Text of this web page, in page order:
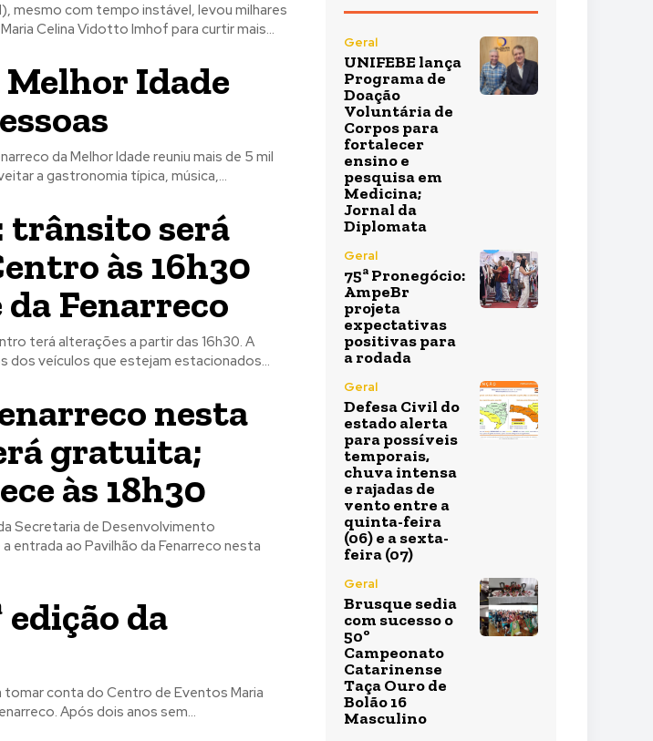
mesmo com tempo instável, levou milhares
Celina Vidotto Imhof para curtir mais...
Idade
da Melhor Idade reuniu mais de 5 mil
a gastronomia típica, música,...
trânsito será
às 16h30
Fenarreco
terá alterações a partir das 16h30. A
veículos que estejam estacionados...
nesta
gratuita;
às 18h30
Secretaria de Desenvolvimento
entrada ao Pavilhão da Fenarreco nesta
edição da
conta do Centro de Eventos Maria
Após dois anos sem...
Geral
UNIFEBE lança
Programa de
Doação
Voluntária de
Corpos para
fortalecer
ensino e
pesquisa em
Medicina;
Jornal da
Diplomata
Geral
75ª Pronegócio:
AmpeBr
projeta
expectativas
positivas para
a rodada
Geral
Defesa Civil do
estado alerta
para possíveis
temporais,
chuva intensa
e rajadas de
vento entre a
quinta-feira
(06) e a sexta-
feira (07)
Geral
Brusque sedia
com sucesso o
50º
Campeonato
Catarinense
Taça Ouro de
Bolão 16
Masculino